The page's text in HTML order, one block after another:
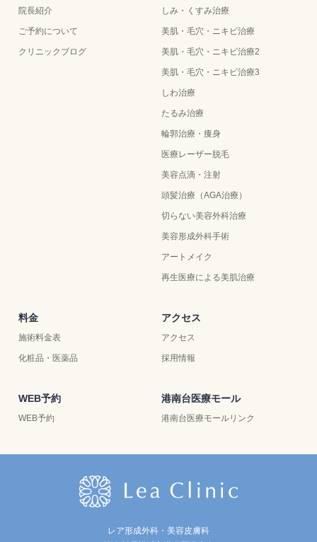
院長紹介
ご予約について
クリニックブログ
しみ・くすみ治療
美肌・毛穴・ニキビ治療
美肌・毛穴・ニキビ治療2
美肌・毛穴・ニキビ治療3
しわ治療
たるみ治療
輪郭治療・痩身
医療レーザー脱毛
美容点滴・注射
頭髪治療（AGA治療）
切らない美容外科治療
美容形成外科手術
アートメイク
再生医療による美肌治療
料金
施術料金表
化粧品・医薬品
アクセス
アクセス
採用情報
WEB予約
WEB予約
港南台医療モール
港南台医療モールリンク
レア形成外科・美容皮膚科